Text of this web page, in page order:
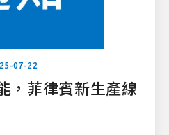
07-22
，菲律賓新生產線